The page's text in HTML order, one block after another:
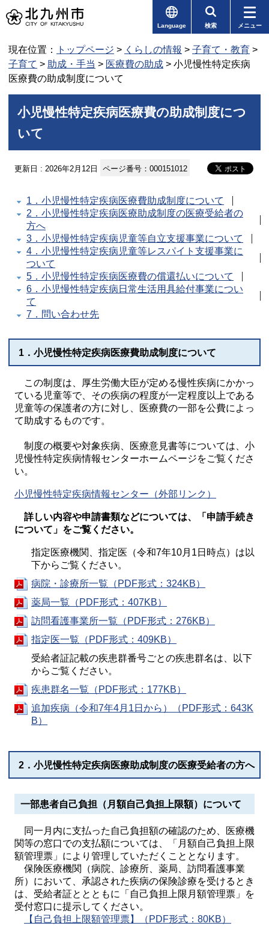
Language 検索 メニュー
現在位置： トップページ > くらしの情報 > 子育て・教育 >
子育て > 助成・手当 > 医療費の助成 > 小児慢性特定疾病
医療費の助成制度について
小児慢性特定疾病医療費の助成制度につ
いて
更新日 : 2026年2月12日 ページ番号：000151012
1．小児慢性特定疾病医療費助成制度について
2．小児慢性特定疾病医療助成制度の医療受給者の
方へ
3．小児慢性特定疾病児童等自立支援事業について
4．小児慢性特定疾病児童等レスパイト支援事業に
ついて
5．小児慢性特定疾病医療費の償還払いについて
6．小児慢性特定疾病日常生活用具給付事業につい
て
7．問い合わせ先
1．小児慢性特定疾病医療費助成制度について
この制度は、厚生労働大臣が定める慢性疾病にかかっ
ている児童等で、その疾病の程度が一定程度以上である
児童等の保護者の方に対し、医療費の一部を公費によっ
て助成するものです。
制度の概要や対象疾病、医療意見書等については、小
児慢性特定疾病情報センターホームページをご覧くださ
い。
小児慢性特定疾病情報センター（外部リンク）
詳しい内容や申請書類などについては、「申請手続き
について」をご覧ください。
指定医療機関、指定医（令和7年10月1日時点）は以
下からご覧ください。
病院・診療所一覧（PDF形式：324KB）
薬局一覧（PDF形式：407KB）
訪問看護事業所一覧（PDF形式：276KB）
指定医一覧（PDF形式：409KB）
受給者証記載の疾患群番号ごとの疾患群名は、以下
からご覧ください。
疾患群名一覧（PDF形式：177KB）
追加疾病（令和7年4月1日から）（PDF形式：643K
B）
2．小児慢性特定疾病医療助成制度の医療受給者の方へ
一部患者自己負担（月額自己負担上限額）について
同一月内に支払った自己負担額の確認のため、医療機
関等の窓口での支払額については、「月額自己負担上限
額管理票」により管理していただくこととなります。
保険医療機関（病院、診療所、薬局、訪問看護事業
所）において、承認された疾病の保険診療を受けるとき
は、受給者証ととともに「自己負担上限月額管理票」を
受付窓口に提示してください。
【自己負担上限額管理票】（PDF形式：80KB）